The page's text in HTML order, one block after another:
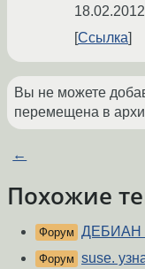
Ссылка
Вы не можете
перемещена в
←
Похожие
Форум ДЕБИАН -
Форум suse.